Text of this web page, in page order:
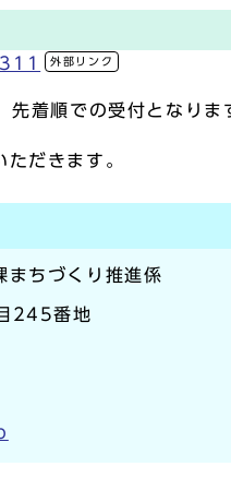
外部リンク
着順での受付となりま
だきます。
まちづくり推進係
245番地